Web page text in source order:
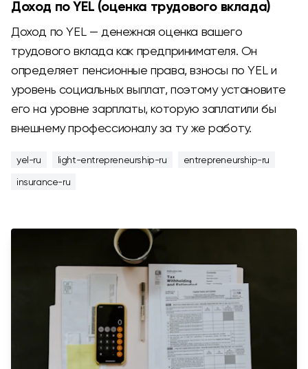
Доход по YEL (оценка трудового вклада)
Доход по YEL — денежная оценка вашего
трудового вклада как предпринимателя. Он
определяет пенсионные права, взносы по YEL и
уровень социальных выплат, поэтому установите
его на уровне зарплаты, которую заплатили бы
внешнему профессионалу за ту же работу.
yel-ru light-entrepreneurship-ru
entrepreneurship-ru
insurance-ru